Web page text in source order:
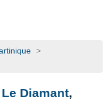
>
Le Diamant,